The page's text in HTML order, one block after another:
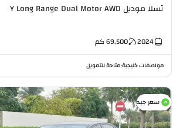
تسلا موديل Y Long Range Dual Motor AWD
2024
69,500كم
مواصفات خليجية•متاحة للتمويل
سعر جيد